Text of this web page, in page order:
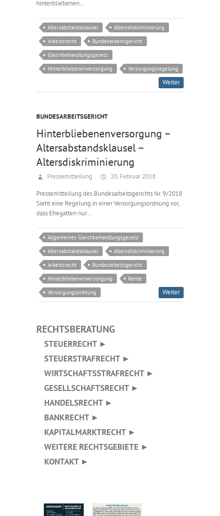
hinterbliebenen…
Altersabstandsklausel
Altersdiskriminierung
Arbeitsrecht
Bundesarbeitsgericht
Gleichbehandlungsgesetz
Hinterbliebenenversorgung
Versorgungsregelung
Weiter
BUNDESARBEITSGERICHT
Hinterbliebenenversorgung –
Altersabstandsklausel –
Altersdiskriminierung
Pressemitteilung 20. Februar 2018
Pressemitteilung des Bundesarbeitsgerichts Nr. 9/2018
Sieht eine Regelung in einer Versorgungsordnung vor,
dass Ehegatten nur…
Allgemeines Gleichbehandlungsgesetz
Altersabstandsklausel
Altersdiskriminierung
Arbeitsrecht
Bundesarbeitsgericht
Hinterbliebenenversorgung
Rente
Versorgungsordnung
Weiter
RECHTSBERATUNG
STEUERRECHT ►
STEUERSTRAFRECHT ►
WIRTSCHAFTSSTRAFRECHT ►
GESELLSCHAFTSRECHT ►
HANDELSRECHT ►
BANKRECHT ►
KAPITALMARKTRECHT ►
WEITERE RECHTSGEBIETE ►
KONTAKT ►